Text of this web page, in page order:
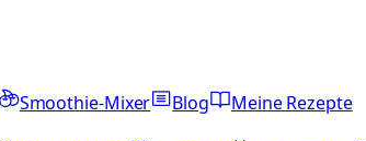
Smoothie-Mixer Blog
Meine Rezepte